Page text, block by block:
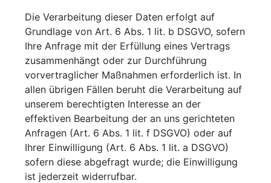
Die Verarbeitung dieser Daten erfolgt auf
Grundlage von Art. 6 Abs. 1 lit. b DSGVO, sofern
Ihre Anfrage mit der Erfüllung eines Vertrags
zusammenhängt oder zur Durchführung
vorvertraglicher Maßnahmen erforderlich ist. In
allen übrigen Fällen beruht die Verarbeitung auf
unserem berechtigten Interesse an der
effektiven Bearbeitung der an uns gerichteten
Anfragen (Art. 6 Abs. 1 lit. f DSGVO) oder auf
Ihrer Einwilligung (Art. 6 Abs. 1 lit. a DSGVO)
sofern diese abgefragt wurde; die Einwilligung
ist jederzeit widerrufbar.